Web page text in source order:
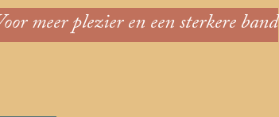
meer plezier en een sterkere band